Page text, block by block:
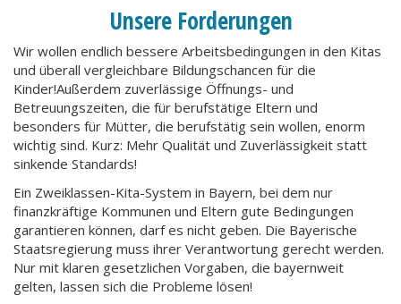
Unsere Forderungen
Wir wollen endlich bessere Arbeitsbedingungen in den Kitas
und überall vergleichbare Bildungschancen für die
Kinder!Außerdem zuverlässige Öffnungs- und
Betreuungszeiten, die für berufstätige Eltern und
besonders für Mütter, die berufstätig sein wollen, enorm
wichtig sind. Kurz: Mehr Qualität und Zuverlässigkeit statt
sinkende Standards!
Ein Zweiklassen-Kita-System in Bayern, bei dem nur
finanzkräftige Kommunen und Eltern gute Bedingungen
garantieren können, darf es nicht geben. Die Bayerische
Staatsregierung muss ihrer Verantwortung gerecht werden.
Nur mit klaren gesetzlichen Vorgaben, die bayernweit
gelten, lassen sich die Probleme lösen!